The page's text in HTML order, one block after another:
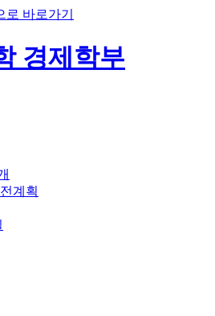
로 바로가기
경제학부
계획